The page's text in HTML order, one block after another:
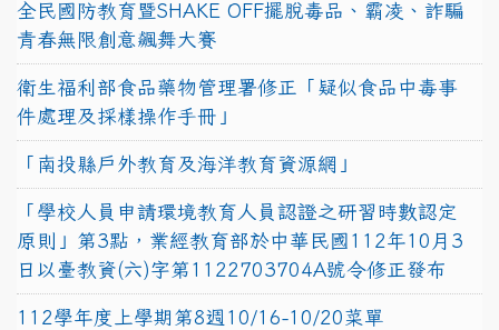
全民國防教育暨SHAKE OFF擺脫毒品、霸凌、詐騙
青春無限創意飆舞大賽
衛生福利部食品藥物管理署修正「疑似食品中毒事
件處理及採樣操作手冊」
「南投縣戶外教育及海洋教育資源網」
「學校人員申請環境教育人員認證之研習時數認定
原則」第3點，業經教育部於中華民國112年10月3
日以臺教資(六)字第1122703704A號令修正發布
112學年度上學期第8週10/16-10/20菜單